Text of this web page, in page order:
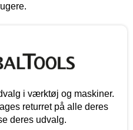
i værktøj og maskiner.
returret på alle deres
deres udvalg.